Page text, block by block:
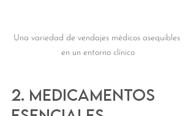
Una variedad de vendajes médicos asequibles
en un entorno clínico
2. Medicamentos